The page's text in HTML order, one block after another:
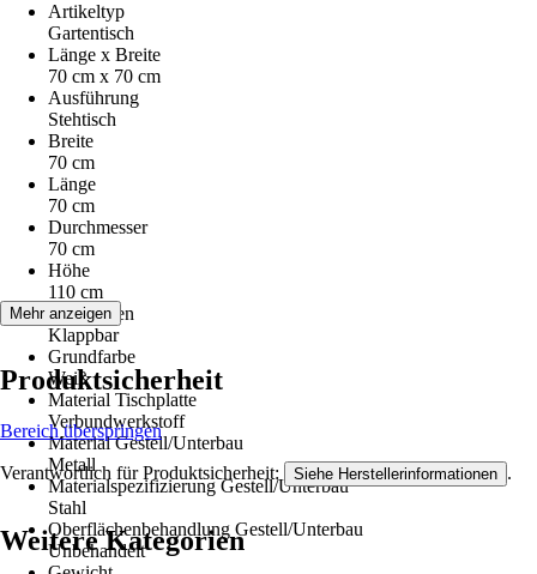
Artikeltyp
Gartentisch
Länge x Breite
70 cm x 70 cm
Ausführung
Stehtisch
Breite
70 cm
Länge
70 cm
Durchmesser
70 cm
Höhe
110 cm
Funktionen
Klappbar
Grundfarbe
Weiß
Material Tischplatte
Verbundwerkstoff
Material Gestell/Unterbau
Metall
Materialspezifizierung Gestell/Unterbau
Stahl
Oberflächenbehandlung Gestell/Unterbau
Unbehandelt
Mehr anzeigen
Produktsicherheit
Bereich überspringen
Verantwortlich für Produktsicherheit: Siehe Herstellerinformationen .
Weitere Kategorien